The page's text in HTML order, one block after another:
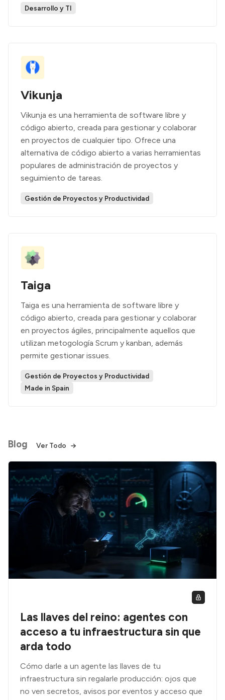
Desarrollo y TI
Vikunja
Vikunja es una herramienta de software libre y
código abierto, creada para gestionar y colaborar
en proyectos de cualquier tipo. Ofrece una
alternativa de código abierto a varias herramientas
populares de administración de proyectos y
seguimiento de tareas.
Gestión de Proyectos y Productividad
Taiga
Taiga es una herramienta de software libre y
código abierto, creada para gestionar y colaborar
en proyectos ágiles, principalmente aquellos que
utilizan metogología Scrum y kanban, además
permite gestionar issues.
Gestión de Proyectos y Productividad
Made in Spain
Blog Ver Todo
Las llaves del reino: agentes con
acceso a tu infraestructura sin que
arda todo
Cómo darle a un agente las llaves de tu
infraestructura sin regalarle producción: ojos que
no ven secretos, avisos por eventos y acceso que